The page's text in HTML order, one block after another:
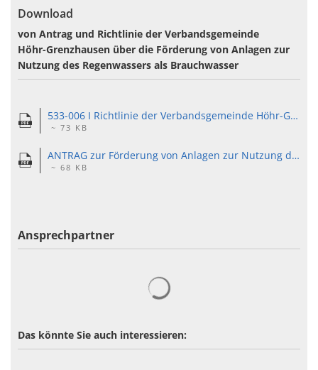
Download
von Antrag und Richtlinie der Verbandsgemeinde
Höhr-Grenzhausen über die Förderung von Anlagen zur
Nutzung des Regenwassers als Brauchwasser
533-006 I Richtlinie der Verbandsgemeinde Höhr-Grenzhausen über die Förderung von Anlagen zur Nutzung des Regenwassers als Brauchwasser.pdf
~ 73 KB
ANTRAG zur Förderung von Anlagen zur Nutzung des Regenwassers als Brauchwasser.pdf
~ 68 KB
Ansprechpartner
Das könnte Sie auch interessieren: